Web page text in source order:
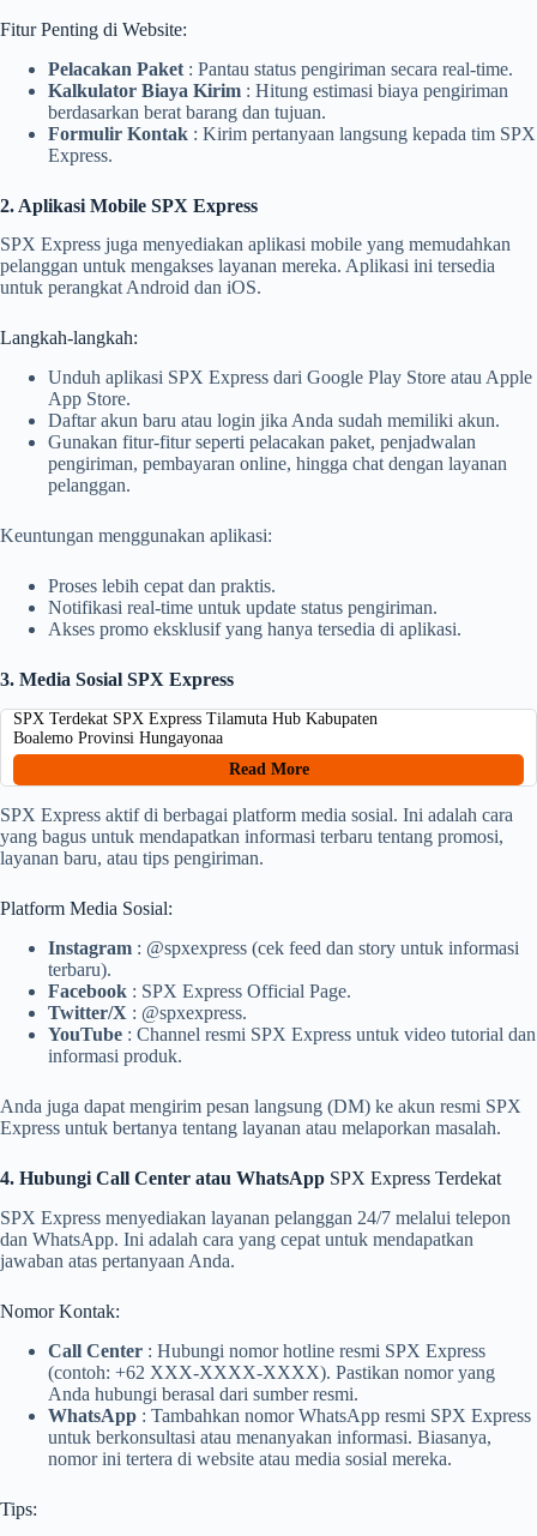
Fitur Penting di Website:
Pelacakan Paket : Pantau status pengiriman secara real-time.
Kalkulator Biaya Kirim : Hitung estimasi biaya pengiriman
berdasarkan berat barang dan tujuan.
Formulir Kontak : Kirim pertanyaan langsung kepada tim SPX
Express.
2. Aplikasi Mobile SPX Express
SPX Express juga menyediakan aplikasi mobile yang memudahkan
pelanggan untuk mengakses layanan mereka. Aplikasi ini tersedia
untuk perangkat Android dan iOS.
Langkah-langkah:
Unduh aplikasi SPX Express dari Google Play Store atau Apple
App Store.
Daftar akun baru atau login jika Anda sudah memiliki akun.
Gunakan fitur-fitur seperti pelacakan paket, penjadwalan
pengiriman, pembayaran online, hingga chat dengan layanan
pelanggan.
Keuntungan menggunakan aplikasi:
Proses lebih cepat dan praktis.
Notifikasi real-time untuk update status pengiriman.
Akses promo eksklusif yang hanya tersedia di aplikasi.
3. Media Sosial SPX Express
SPX Terdekat SPX Express Tilamuta Hub Kabupaten
Boalemo Provinsi Hungayonaa
Read More
SPX Express aktif di berbagai platform media sosial. Ini adalah cara
yang bagus untuk mendapatkan informasi terbaru tentang promosi,
layanan baru, atau tips pengiriman.
Platform Media Sosial:
Instagram : @spxexpress (cek feed dan story untuk informasi
terbaru).
Facebook : SPX Express Official Page.
Twitter/X : @spxexpress.
YouTube : Channel resmi SPX Express untuk video tutorial dan
informasi produk.
Anda juga dapat mengirim pesan langsung (DM) ke akun resmi SPX
Express untuk bertanya tentang layanan atau melaporkan masalah.
4. Hubungi Call Center atau WhatsApp SPX Express Terdekat
SPX Express menyediakan layanan pelanggan 24/7 melalui telepon
dan WhatsApp. Ini adalah cara yang cepat untuk mendapatkan
jawaban atas pertanyaan Anda.
Nomor Kontak:
Call Center : Hubungi nomor hotline resmi SPX Express
(contoh: +62 XXX-XXXX-XXXX). Pastikan nomor yang
Anda hubungi berasal dari sumber resmi.
WhatsApp : Tambahkan nomor WhatsApp resmi SPX Express
untuk berkonsultasi atau menanyakan informasi. Biasanya,
nomor ini tertera di website atau media sosial mereka.
Tips: